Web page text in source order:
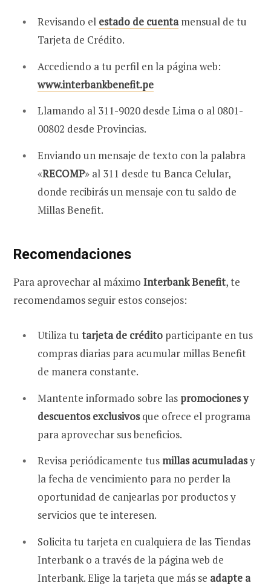
Revisando el estado de cuentamensual de tu
Tarjeta de Crédito.
Accediendo a tu perfil en la página web:
www.interbankbenefit.pe
Llamando al 311-9020 desde Lima o al 0801-
00802 desde Provincias.
Enviando un mensaje de texto con la palabra
«RECOMP» al 311 desde tu Banca Celular,
donde recibirás un mensaje con tu saldo de
Millas Benefit.
Recomendaciones
Para aprovechar al máximo Interbank Benefit, te
recomendamos seguir estos consejos:
Utiliza tu tarjeta de crédito participante en tus
compras diarias para acumular millas Benefit
de manera constante.
Mantente informado sobre las promociones y
descuentos exclusivosque ofrece el programa
para aprovechar sus beneficios.
Revisa periódicamente tusmillas acumuladasy
la fecha de vencimiento para no perder la
oportunidad de canjearlas por productos y
servicios que te interesen.
Solicita tu tarjeta en cualquiera de las Tiendas
Interbank o a través de la página web de
Interbank. Elige la tarjeta que más se adapte a